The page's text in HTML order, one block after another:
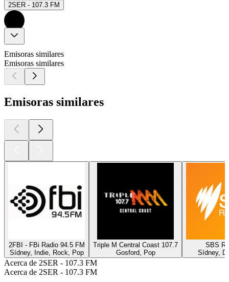
2SER - 107.3 FM
Emisoras similares
Emisoras similares
Emisoras similares
2FBI - FBi Radio 94.5 FM
Sídney, Indie, Rock, Pop
Triple M Central Coast 107.7
Gosford, Pop
SBS
Sídney,
Acerca de 2SER - 107.3 FM
Acerca de 2SER - 107.3 FM